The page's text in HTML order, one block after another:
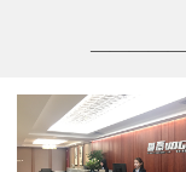
——————